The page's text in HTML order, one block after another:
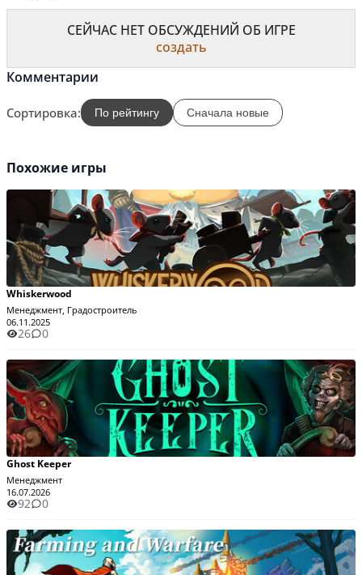
СЕЙЧАС НЕТ ОБСУЖДЕНИЙ ОБ ИГРЕ
создать
Комментарии
Сортировка: По рейтингу Сначала новые
Похожие игры
Whiskerwood
Менеджмент, Градостроитель
06.11.2025
26 0
Ghost Keeper
Менеджмент
16.07.2026
92 0